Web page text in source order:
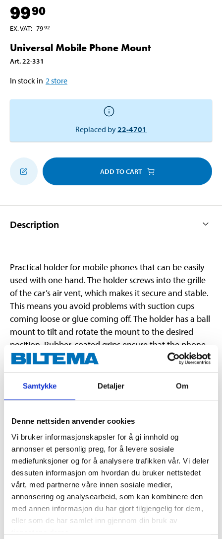
Samtykke Detaljer Om
Denne nettsiden anvender cookies
Vi bruker informasjonskapsler for å gi innhold og
annonser et personlig preg, for å levere sosiale
mediefunksjoner og for å analysere trafikken vår. Vi deler
dessuten informasjon om hvordan du bruker nettstedet
vårt, med partnerne våre innen sosiale medier,
annonsering og analysearbeid, som kan kombinere den
med annen informasjon du har gjort tilgjengelig for dem,
eller som de har samlet inn gjennom din bruk av
9990
EX. VAT: 7992
Universal Mobile Phone Mount
Art. 22-331
In stock in 2 store
Replaced by22-4701
ADD TO CART
Description
Practical holder for mobile phones that can be easily
used with one hand. The holder screws into the grille
of the car’s air vent, which makes it secure and stable.
This means you avoid problems with suction cups
coming loose or glue coming off. The holder has a ball
mount to tilt and rotate the mount to the desired
position. Rubber-coated grips ensure that the phone
does not slip out of the mount.
Screen size
4–6,5 "
Opening width
6,2–9 cm
Width
106 mm
Height
40 mm
Colour
Black